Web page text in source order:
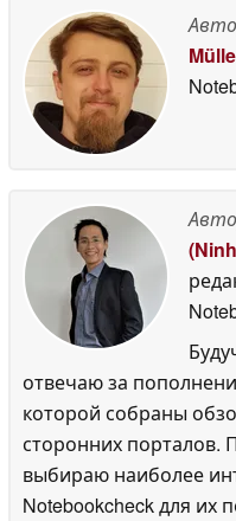
2026
отвечаю за
которой собраны
сторонних порталов.
выбираю наиболее
Notebookcheck для их